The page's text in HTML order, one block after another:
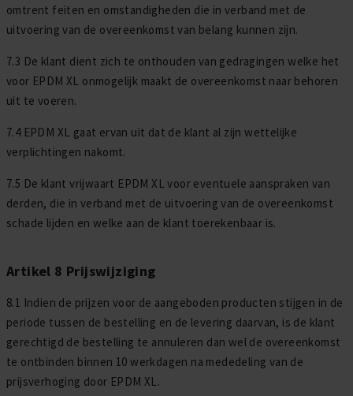
omtrent feiten en omstandigheden die in verband met de
uitvoering van de overeenkomst van belang kunnen zijn.
7.3 De klant dient zich te onthouden van gedragingen welke het
voor EPDM XL onmogelijk maakt de overeenkomst naar behoren
uit te voeren.
7.4 EPDM XL gaat ervan uit dat de klant al zijn wettelijke
verplichtingen nakomt.
7.5 De klant vrijwaart EPDM XL voor eventuele aanspraken van
derden, die in verband met de uitvoering van de overeenkomst
schade lijden en welke aan de klant toerekenbaar is.
Artikel 8 Prijswijziging
8.1 Indien de prijzen voor de aangeboden producten stijgen in de
periode tussen de bestelling en de levering daarvan, is de klant
gerechtigd de bestelling te annuleren dan wel de overeenkomst
te ontbinden binnen 10 werkdagen na mededeling van de
prijsverhoging door EPDM XL.